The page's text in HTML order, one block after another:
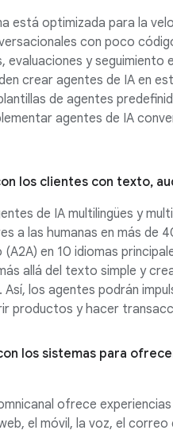
está optimizada para la
con poco
evaluaciones y seguimiento
crear agentes de IA en
de agentes
agentes de IA
los clientes con texto,
de IA multilingües y
a las humanas en más de
(A2A) en 10 idiomas
allá del texto simple y
Así, los agentes podrán
productos y hacer
los sistemas para
ofrece
el móvil, la voz, el